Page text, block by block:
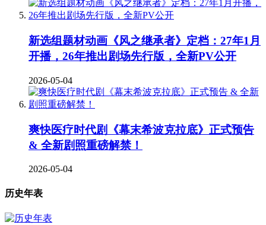
新选组题材动画《风之继承者》定档：27年1月
开播，26年推出剧场先行版，全新PV公开
2026-05-04
爽快医疗时代剧《幕末希波克拉底》正式预告
& 全新剧照重磅解禁！
2026-05-04
历史年表